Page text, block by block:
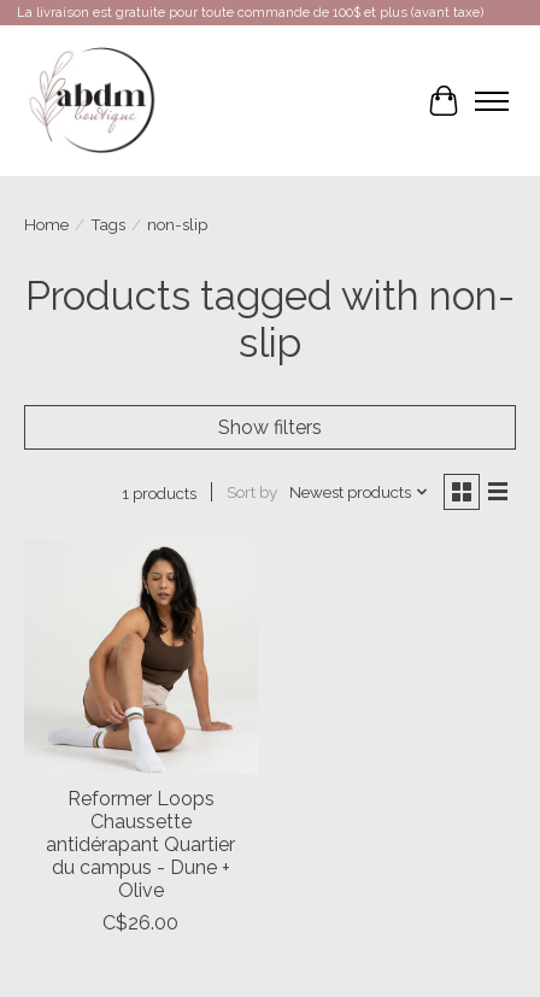
La livraison est gratuite pour toute commande de 100$ et plus (avant taxe)
Cart
Home / Tags / non-slip
Products tagged with non-
slip
Show filters
1 products Sort by Newest products
Reformer Loops
Chaussette
antidérapant Quartier
du campus - Dune +
Olive
C$26.00